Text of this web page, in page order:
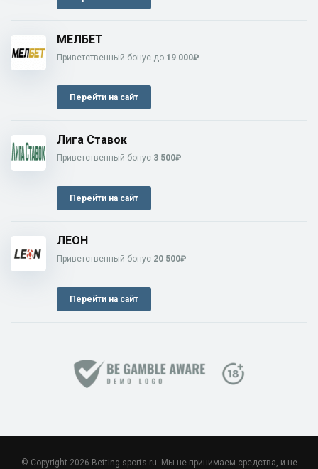
МЕЛБЕТ
Приветственный бонус до 19 000₽
Перейти на сайт
Лига Ставок
Приветственный бонус 3 500₽
Перейти на сайт
ЛЕОН
Приветственный бонус 20 500₽
Перейти на сайт
© Copyright 2026 Betting-sports.ru. Мы не принимаем средства, и не